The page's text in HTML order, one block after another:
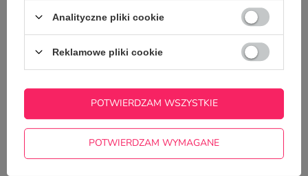
Śmieszna podkłada pod kubek - Nie upie★dol
4,99 zł
Analityczne pliki cookie
Reklamowe pliki cookie
POTWIERDZAM WYMAGANE
POTWIERDZAM WSZYSTKIE